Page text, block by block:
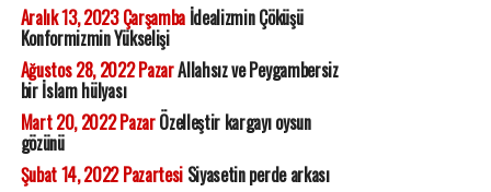
Aralık 13, 2023 Çarşambaİdealizmin Çöküşü
Konformizmin Yükselişi
Ağustos 28, 2022 PazarAllahsız ve Peygambersiz
bir İslam hülyası
Mart 20, 2022 PazarÖzelleştir kargayı oysun
gözünü
Şubat 14, 2022 PazartesiSiyasetin perde arkası